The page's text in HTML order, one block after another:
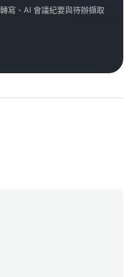
寫、AI 會議紀要與待辦擷取